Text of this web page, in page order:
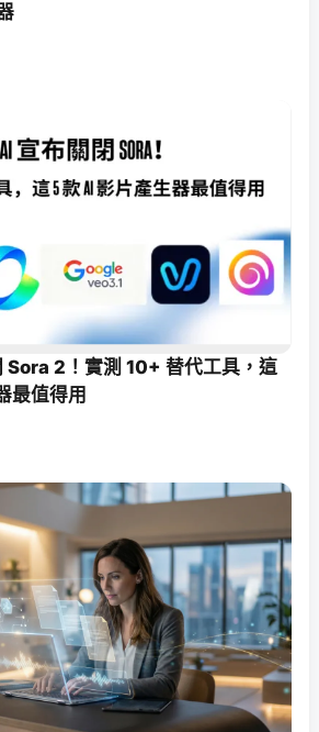
2！實測 10+ 替代工具，這
最值得用